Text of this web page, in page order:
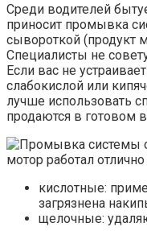
Среди водителей
приносит промывка
сывороткой (продукт
Специалисты не
Если вас не
слабокислой или
лучше использовать
продаются в готовом
кислотные:
загрязнена
щелочные: